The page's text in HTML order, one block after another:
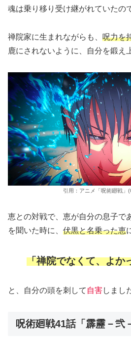
魂は乗り移り受け継がれていたの
禅院家に生まれながらも、 呪力を
鹿にされないように、自分を鍛え
引用：アニメ「呪術廻戦」
恵との対戦で、恵が自分の息子で
を聞いた時に、 伏黒と名乗った恵
「禅院でなくて、よか
と、自分の頭を刺して 自害しまし
呪術廻戦41話「霹靂－弐